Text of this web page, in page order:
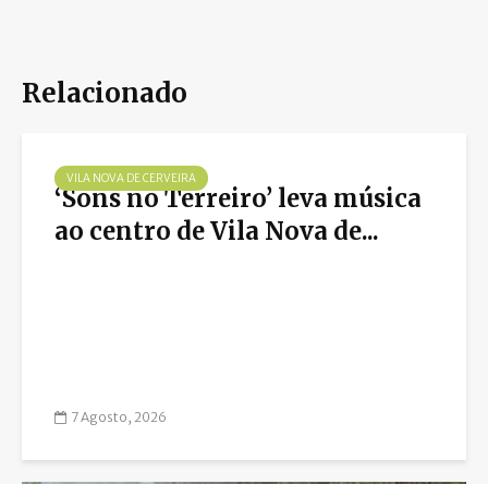
Relacionado
VILA NOVA DE CERVEIRA
‘Sons no Terreiro’ leva música
ao centro de Vila Nova de...
7 Agosto, 2026